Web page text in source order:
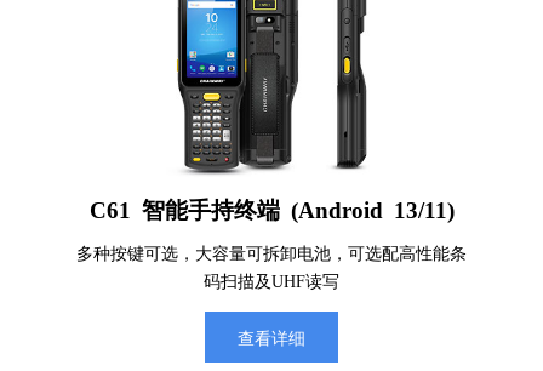
C61 智能手持终端 (Android 13/11)
多种按键可选，大容量可拆卸电池，可选配高性能条
码扫描及UHF读写
查看详细